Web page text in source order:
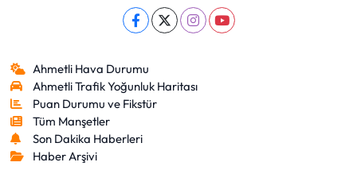
Ahmetli Hava Durumu
Ahmetli Trafik Yoğunluk Haritası
Puan Durumu ve Fikstür
Tüm Manşetler
Son Dakika Haberleri
Haber Arşivi